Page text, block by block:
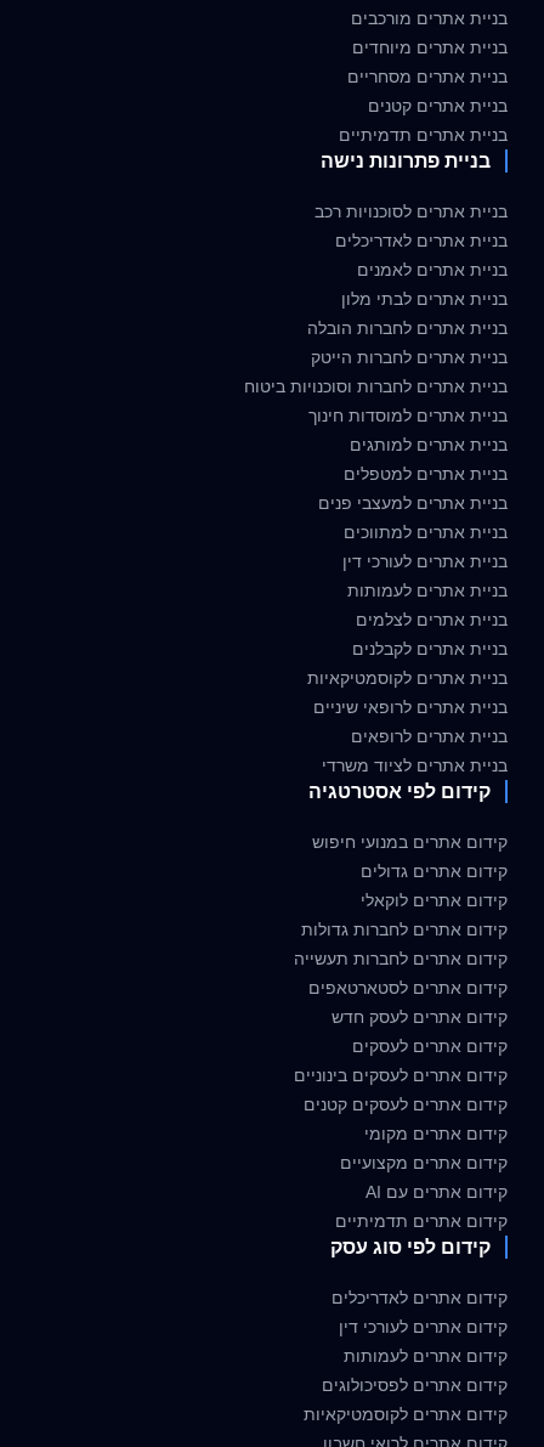
בניית אתרים מורכבים
בניית אתרים מיוחדים
בניית אתרים מסחריים
בניית אתרים קטנים
בניית אתרים תדמיתיים
בניית פתרונות נישה
בניית אתרים לסוכנויות רכב
בניית אתרים לאדריכלים
בניית אתרים לאמנים
בניית אתרים לבתי מלון
בניית אתרים לחברות הובלה
בניית אתרים לחברות הייטק
בניית אתרים לחברות וסוכנויות ביטוח
בניית אתרים למוסדות חינוך
בניית אתרים למותגים
בניית אתרים למטפלים
בניית אתרים למעצבי פנים
בניית אתרים למתווכים
בניית אתרים לעורכי דין
בניית אתרים לעמותות
בניית אתרים לצלמים
בניית אתרים לקבלנים
בניית אתרים לקוסמטיקאיות
בניית אתרים לרופאי שיניים
בניית אתרים לרופאים
בניית אתרים לציוד משרדי
קידום לפי אסטרטגיה
קידום אתרים במנועי חיפוש
קידום אתרים גדולים
קידום אתרים לוקאלי
קידום אתרים לחברות גדולות
קידום אתרים לחברות תעשייה
קידום אתרים לסטארטאפים
קידום אתרים לעסק חדש
קידום אתרים לעסקים
קידום אתרים לעסקים בינוניים
קידום אתרים לעסקים קטנים
קידום אתרים מקומי
קידום אתרים מקצועיים
קידום אתרים עם AI
קידום אתרים תדמיתיים
קידום לפי סוג עסק
קידום אתרים לאדריכלים
קידום אתרים לעורכי דין
קידום אתרים לעמותות
קידום אתרים לפסיכולוגים
קידום אתרים לקוסמטיקאיות